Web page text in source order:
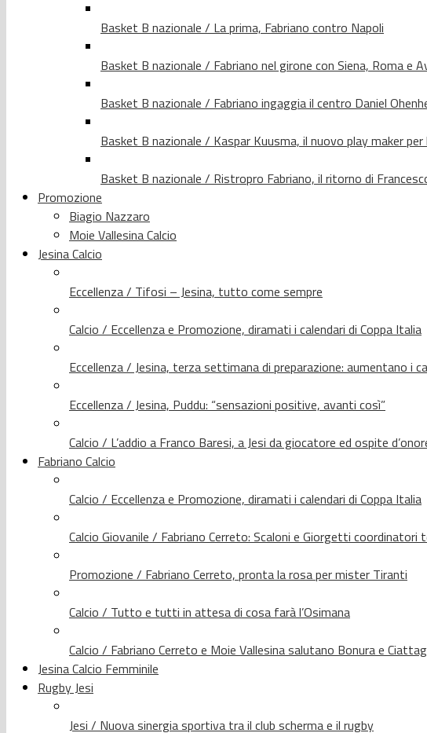
Basket B nazionale / La prima, Fabriano contro Napoli
Basket B nazionale / Fabriano nel girone con Siena, Roma e
Basket B nazionale / Fabriano ingaggia il centro Daniel
Basket B nazionale / Kaspar Kuusma, il nuovo play maker
Basket B nazionale / Ristropro Fabriano, il ritorno di
Promozione
Biagio Nazzaro
Moie Vallesina Calcio
Jesina Calcio
Eccellenza / Tifosi – Jesina, tutto come sempre
Calcio / Eccellenza e Promozione, diramati i calendari di Coppa Italia
Eccellenza / Jesina, terza settimana di preparazione: aumentano i
Eccellenza / Jesina, Puddu: “sensazioni positive, avanti così”
Calcio / L’addio a Franco Baresi, a Jesi da giocatore ed ospite
Fabriano Calcio
Calcio / Eccellenza e Promozione, diramati i calendari di Coppa Italia
Calcio Giovanile / Fabriano Cerreto: Scaloni e Giorgetti coordinatori
Promozione / Fabriano Cerreto, pronta la rosa per mister Tiranti
Calcio / Tutto e tutti in attesa di cosa farà l’Osimana
Calcio / Fabriano Cerreto e Moie Vallesina salutano Bonura e
Jesina Calcio Femminile
Rugby Jesi
Jesi / Nuova sinergia sportiva tra il club scherma e il rugby